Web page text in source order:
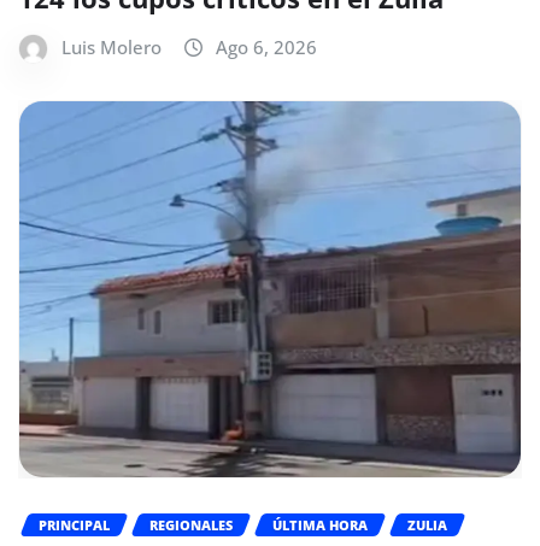
Luis Molero Ago 6, 2026
PRINCIPAL REGIONALES ÚLTIMA HORA ZULIA